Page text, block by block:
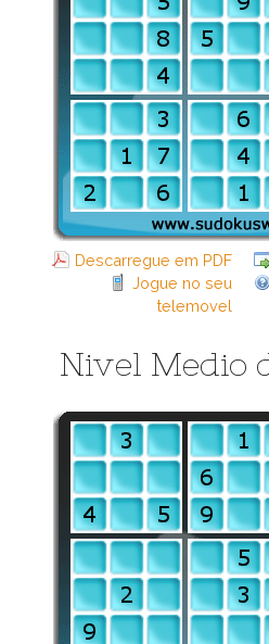
Descarregue em PDF
Jogue no seu
telemovel
Nivel Medio